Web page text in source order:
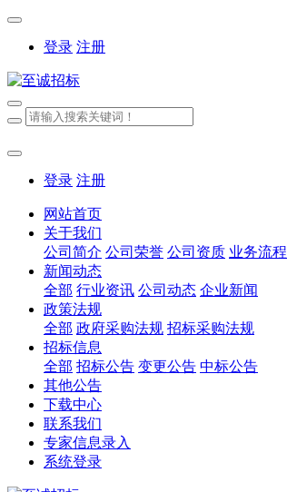
登录 注册
登录 注册
网站首页
关于我们
公司简介 公司荣誉 公司资质 业务流程
新闻动态
全部 行业资讯 公司动态 企业新闻
政策法规
全部 政府采购法规 招标采购法规
招标信息
全部 招标公告 变更公告 中标公告
其他公告
下载中心
联系我们
专家信息录入
系统登录